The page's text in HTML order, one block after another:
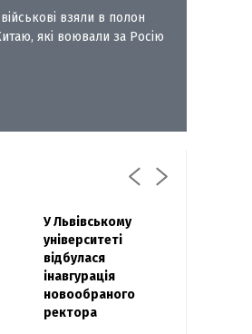
взяли в полон
які воювали за Росію
Павло Дак
«Час не лікує, лише
притуплює біль»:
сестра загиблого
під Бахмутом Воїна
з Буковини
Захисник
"Азовсталі" Діанов
вдруге одружився
та показав фото з
весілля
У Львівському
університеті
відбулася
інавгурація
новообраного
ректора